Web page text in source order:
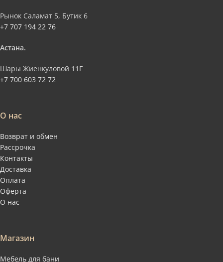
Рынок Саламат 5, Бутик 6
+7 707 194 22 76
Астана.
Шары Жиенкуловой 11Г
+7 700 603 72 72
О нас
Возврат и обмен
Рассрочка
Контакты
Доставка
Оплата
Оферта
О нас
Магазин
Мебель для бани